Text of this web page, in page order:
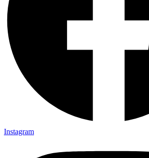
Instagram